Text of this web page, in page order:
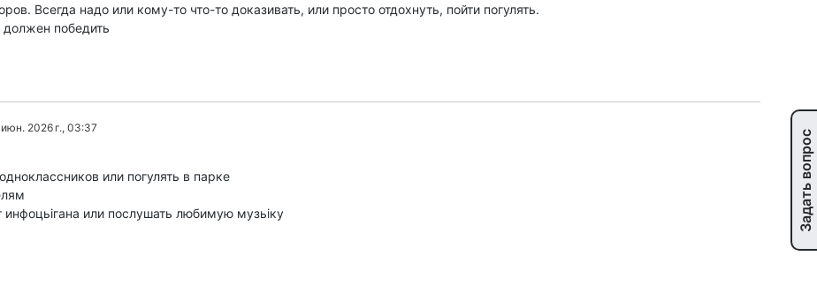
Всегда надо или кому-то что-то доказивать, или просто отдохнуть, пойти погулять.
победить
2026 г., 03:37
или погулять в парке
или послушать любимую музьіку
Задать вопрос